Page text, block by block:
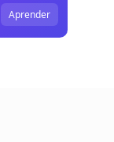
Aprender